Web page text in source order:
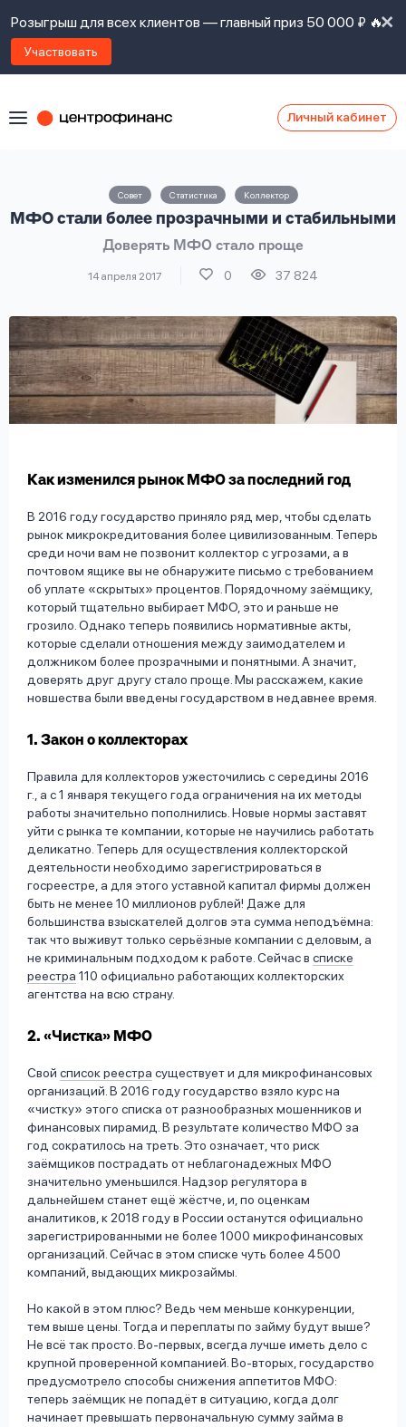
Розыгрыш для всех клиентов — главный приз 50 000 ₽ 🔥
Участвовать
Личный кабинет
Совет Статистика Коллектор
МФО стали более прозрачными и стабильными
Доверять МФО стало проще
14 апреля 2017 0 37 824
Как изменился рынок МФО за последний год
В 2016 году государство приняло ряд мер, чтобы сделать
рынок микрокредитования более цивилизованным. Теперь
среди ночи вам не позвонит коллектор с угрозами, а в
почтовом ящике вы не обнаружите письмо с требованием
об уплате «скрытых» процентов. Порядочному заёмщику,
который тщательно выбирает МФО, это и раньше не
грозило. Однако теперь появились нормативные акты,
которые сделали отношения между заимодателем и
должником более прозрачными и понятными. А значит,
доверять друг другу стало проще. Мы расскажем, какие
новшества были введены государством в недавнее время.
1. Закон о коллекторах
Правила для коллекторов ужесточились с середины 2016
г., а с 1 января текущего года ограничения на их методы
работы значительно пополнились. Новые нормы заставят
уйти с рынка те компании, которые не научились работать
деликатно. Теперь для осуществления коллекторской
деятельности необходимо зарегистрироваться в
госреестре, а для этого уставной капитал фирмы должен
быть не менее 10 миллионов рублей! Даже для
большинства взыскателей долгов эта сумма неподъёмна:
так что выживут только серьёзные компании с деловым, а
не криминальным подходом к работе. Сейчас в списке
реестра 110 официально работающих коллекторских
агентства на всю страну.
2. «Чистка» МФО
Свой список реестра существует и для микрофинансовых
организаций. В 2016 году государство взяло курс на
«чистку» этого списка от разнообразных мошенников и
финансовых пирамид. В результате количество МФО за
год сократилось на треть. Это означает, что риск
заёмщиков пострадать от неблагонадежных МФО
значительно уменьшился. Надзор регулятора в
дальнейшем станет ещё жёстче, и, по оценкам
аналитиков, к 2018 году в России останутся официально
зарегистрированными не более 1000 микрофинансовых
организаций. Сейчас в этом списке чуть более 4500
компаний, выдающих микрозаймы.
Но какой в этом плюс? Ведь чем меньше конкуренции,
тем выше цены. Тогда и переплаты по займу будут выше?
Не всё так просто. Во-первых, всегда лучше иметь дело с
крупной проверенной компанией. Во-вторых, государство
предусмотрело способы снижения аппетитов МФО:
теперь заёмщик не попадёт в ситуацию, когда долг
начинает превышать первоначальную сумму займа в
Оформить заявку
Войти под другим номером
Наши
Задать
вопрос
Ответы
на
вопросы
ознакомлен
с
правилами
предоставления
займов ,
даю
согласие
на
обработку
личных
данных